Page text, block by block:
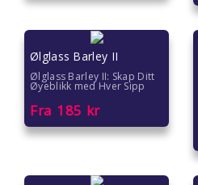
Ølglass Barley II
Ølglass Barley II: Skap Ditt
Øyeblikk med Hver Sipp
Fra 185 kr